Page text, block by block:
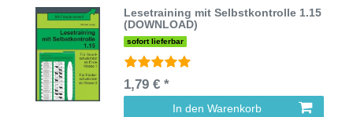
Lesetraining mit Selbstkontrolle 1.15
(DOWNLOAD)
sofort lieferbar
1,79 € *
In den Warenkorb